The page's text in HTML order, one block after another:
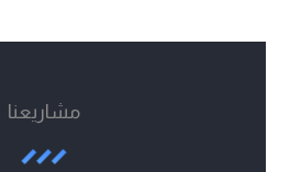
مشاريعنا